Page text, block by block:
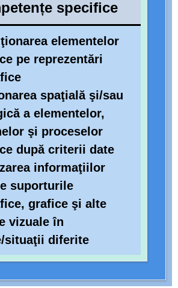
specifice
elementelor
pe reprezentări
spaţială şi/sau
a elementelor,
şi proceselor
după criterii date
informaţiilor
suporturile
grafice şi alte
vizuale în
situaţii diferite